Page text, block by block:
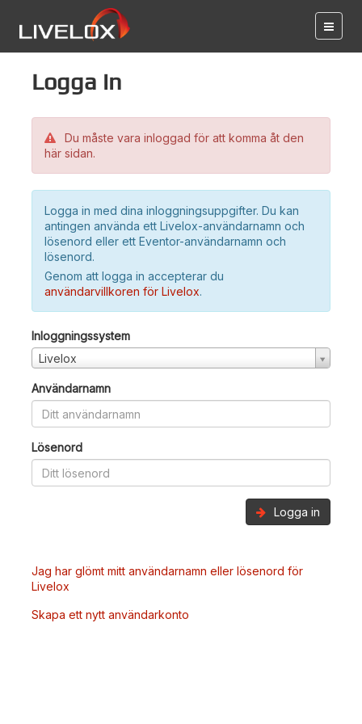
Logga in
Du måste vara inloggad för att komma åt den
här sidan.
Logga in med dina inloggningsuppgifter. Du kan
antingen använda ett Livelox-användarnamn och
lösenord eller ett Eventor-användarnamn och
lösenord.
Genom att logga in accepterar du
användarvillkoren för Livelox.
Inloggningssystem
Livelox
Användarnamn
Lösenord
Logga in
Jag har glömt mitt användarnamn eller lösenord för
Livelox
Skapa ett nytt användarkonto